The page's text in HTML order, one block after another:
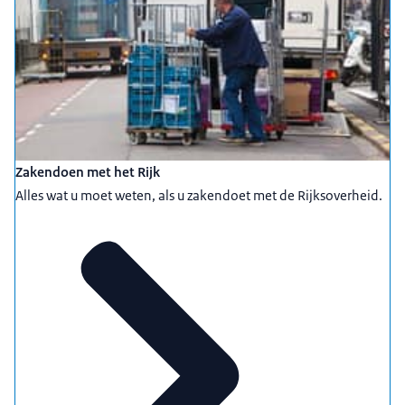
Zakendoen met het Rijk
Alles wat u moet weten, als u zakendoet met de Rijksoverheid.